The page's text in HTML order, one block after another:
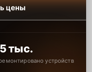
цены
тыс.
устройств